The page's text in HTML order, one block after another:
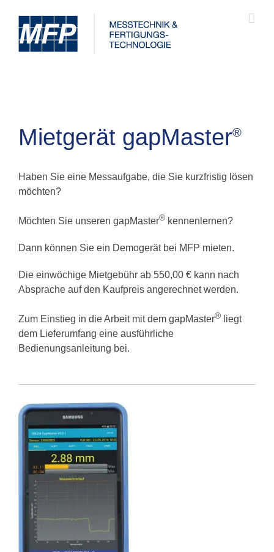
springen
Mietgerät gapMaster®
Haben Sie eine Messaufgabe, die Sie kurzfristig lösen
möchten?
Möchten Sie unseren gapMaster® kennenlernen?
Dann können Sie ein Demogerät bei MFP mieten.
Die einwöchige Mietgebühr ab 550,00 € kann nach
Absprache auf den Kaufpreis angerechnet werden.
Zum Einstieg in die Arbeit mit dem gapMaster® liegt
dem Lieferumfang eine ausführliche
Bedienungsanleitung bei.